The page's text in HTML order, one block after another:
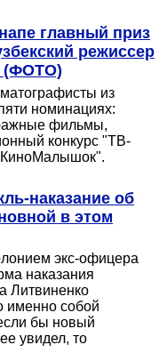
главный приз
режиссер
(ФОТО)
из
номинациях:
фильмы,
конкурс "ТВ-
наказание об
в этом
экс-офицера
наказания
Литвиненко
именно собой
бы новый
увидел, то